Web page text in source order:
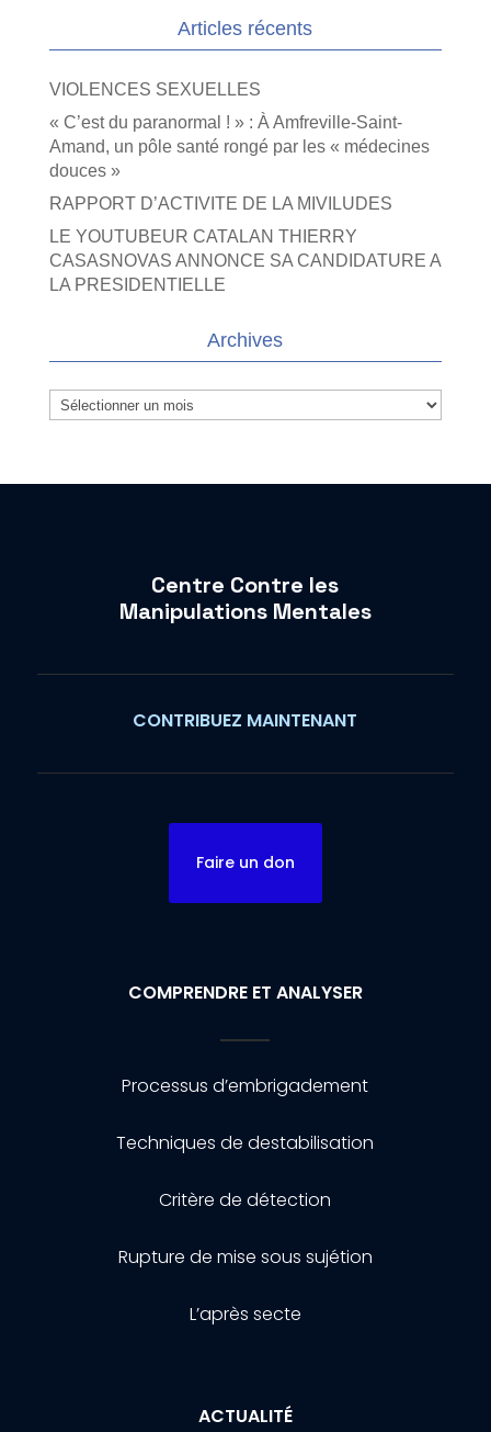
Articles récents
VIOLENCES SEXUELLES
« C’est du paranormal ! » : À Amfreville-Saint-
Amand, un pôle santé rongé par les « médecines
douces »
RAPPORT D’ACTIVITE DE LA MIVILUDES
LE YOUTUBEUR CATALAN THIERRY
CASASNOVAS ANNONCE SA CANDIDATURE A
LA PRESIDENTIELLE
Archives
Archives
Centre Contre les
Manipulations Mentales
CONTRIBUEZ MAINTENANT
Faire un don
COMPRENDRE ET ANALYSER
Processus d’embrigadement
Techniques de destabilisation
Critère de détection
Rupture de mise sous sujétion
L’après secte
ACTUALITÉ